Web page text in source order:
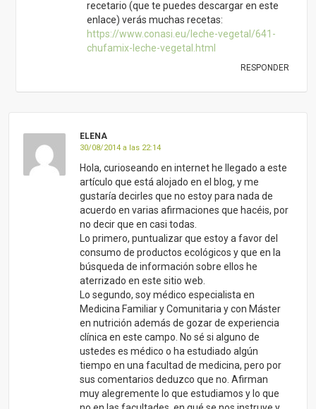
acuerdo en varias afirmaciones que hacéis, por
no decir que en casi todas.
Lo primero, puntualizar que estoy a favor del
consumo de productos ecológicos y que en la
búsqueda de información sobre ellos he
Lo segundo, soy médico especialista en
clínica en este campo. No sé si alguno de
ustedes es médico o ha estudiado algún
tiempo en una facultad de medicina, pero por
sus comentarios deduzco que no. Afirman
muy alegremente lo que estudiamos y lo que
no en las facultades, en qué se nos instruye y
quién marca las pautas. Les puntualizaré que,
independientemente de las materias de
estudio impartidas en las facultades de
medicina, a lo que sí nos enseñan, es a leer con
criterio los artículos que se publican, a
seleccionar publiciones y a saber si lo que uno
lee tiene validez científica o no. No es
suficiente con que venga escrito en un papel.
Les emplazo, por tanto, a que me remitan los
artículos en los que basan sus afirmaciones.
Mientras tanto, sí les puedo afirmar que la
leche no provoca osteoporosis, ni gran parte de
los problemas alérgicos, y que, la mayoría de
los médicos no son mercenarios de los